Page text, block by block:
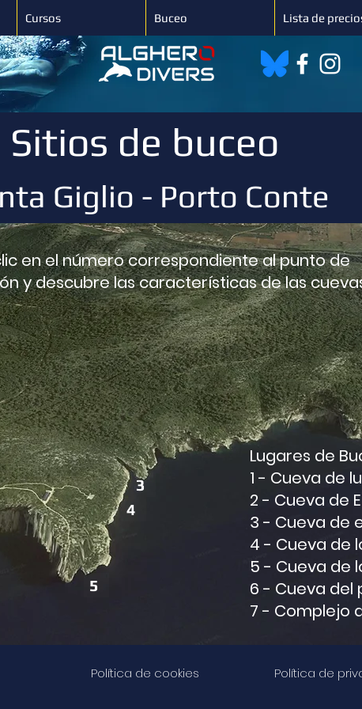
Cursos Buceo Lista de
Sitios de buceo
Giglio - Porto Conte
3
4
5
Lugares de
1 - Cueva de
2 - Cueva de
3 - Cueva de
4 - Cueva de
5 - Cueva de
6 - Cueva del
7 - Complejo
en el número correspondiente al punto de
y descubre las características de las
Política de cookies Política de